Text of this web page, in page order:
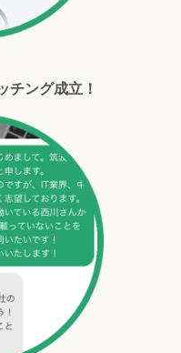
チング成立！